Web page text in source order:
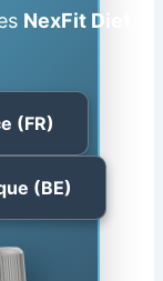
NexFit Diet
(FR)
(BE)